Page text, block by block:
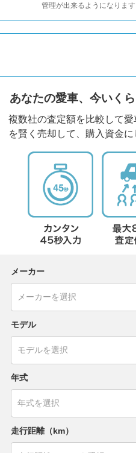
管理が出来るようになります
あなたの愛車、今いくら
複数社の査定額を比較して
を賢く売却して、購入資金に
メーカー
モデル
年式
走行距離（km）